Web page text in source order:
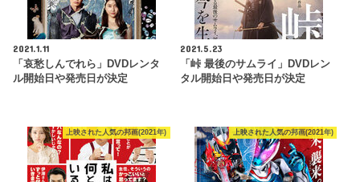
2021.1.11
「哀愁しんでれら」DVDレンタ
ル開始日や発売日が決定
2021.5.23
「峠 最後のサムライ」DVDレン
タル開始日や発売日が決定
上映された人気の邦画(2021年) 上映された人気の邦画(2021年)